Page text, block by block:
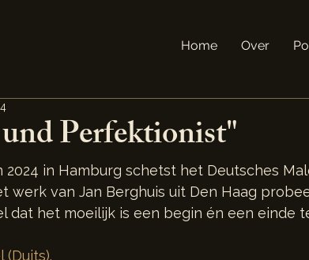
Home Over
Perfektionist"
2024 in Hamburg schetst het Deutsches
werk van Jan Berghuis uit Den Haag
dat het moeilijk is een begin én een einde